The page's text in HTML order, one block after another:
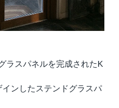
ラスパネルを完成されたK
ンしたステンドグラスパ